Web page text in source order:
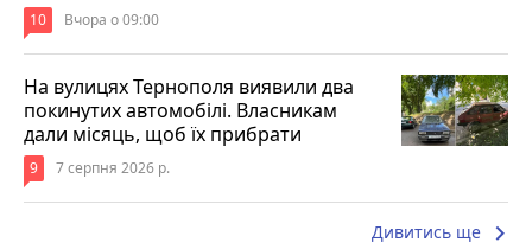
10 Вчора о 09:00
На вулицях Тернополя виявили два
покинутих автомобілі. Власникам
дали місяць, щоб їх прибрати
9 7 серпня 2026 р.
Дивитись ще keyboard_arrow_right